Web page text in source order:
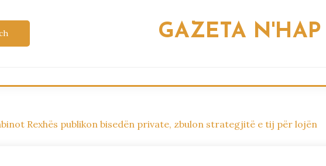
GAZETA N'HAP
Rexhës publikon bisedën private, zbulon strategjitë e tij për lojën